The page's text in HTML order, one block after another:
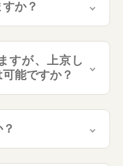
か？
すが、上京し
能ですか？